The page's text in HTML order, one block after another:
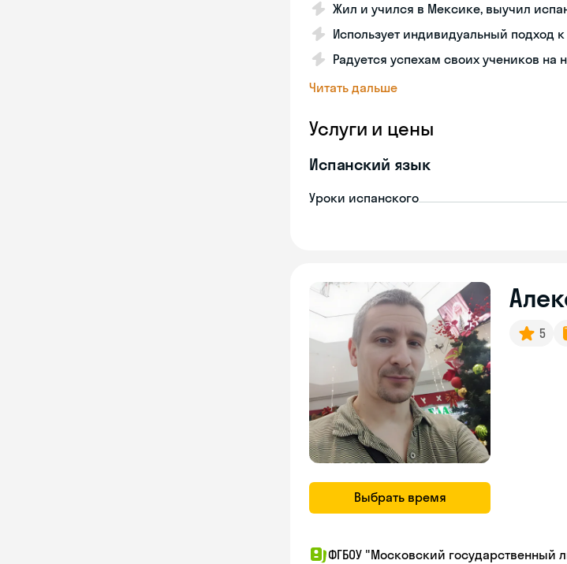
Жил и учился в Мексике, выучил
Использует индивидуальный подход
Радуется успехам своих учеников на
Читать дальше
Услуги и цены
Испанский язык
Уроки испанского
Выбрать время
5
ФГБОУ "Московский государственный